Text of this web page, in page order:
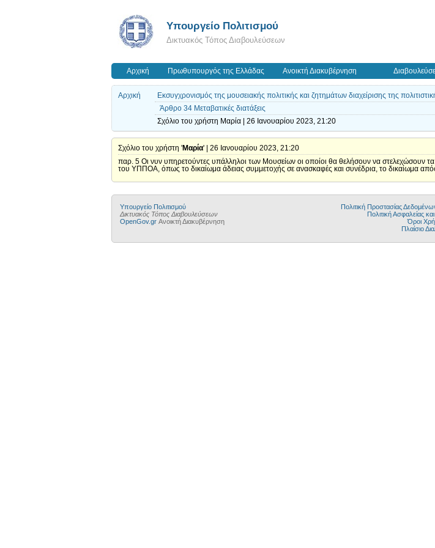
Υπουργείο Πολιτισμού
Δικτυακός Τόπος Διαβουλεύσεων
Αρχική Πρωθυπουργός της Ελλάδας Ανοικτή Διακυβέρνηση
Αρχική
Εκσυγχρονισμός της μουσειακής πολιτικής και ζητημάτων διαχείρισης της
Άρθρο 34 Μεταβατικές διατάξεις
Σχόλιο του χρήστη Μαρία | 26 Ιανουαρίου 2023, 21:20
Σχόλιο του χρήστη 'Μαρία' | 26 Ιανουαρίου 2023, 21:20
παρ. 5 Οι νυν υπηρετούντες υπάλληλοι των Μουσείων οι οποίοι θα θελήσουν να στελεχώσουν
του ΥΠΠΟΑ, όπως το δικαίωμα άδειας συμμετοχής σε ανασκαφές και συνέδρια, το δικαίωμα
Υπουργείο Πολιτισμού
Δικτυακός Τόπος Διαβουλεύσεων
OpenGov.gr Ανοικτή Διακυβέρνηση
Πολιτική Προστασίας
Πολιτική Ασφαλείας
Όροι
Πλαίσιο